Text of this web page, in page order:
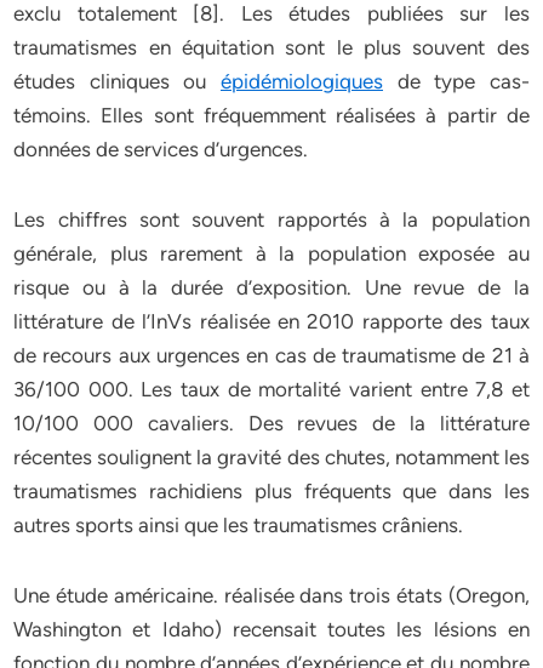
exclu totalement [8]. Les études publiées sur les
traumatismes en équitation sont le plus souvent des
études cliniques ou épidémiologiques de type cas-
témoins. Elles sont fréquemment réalisées à partir de
données de services d’urgences.
Les chiffres sont souvent rapportés à la population
générale, plus rarement à la population exposée au
risque ou à la durée d’exposition. Une revue de la
littérature de l’InVs réalisée en 2010 rapporte des taux
de recours aux urgences en cas de traumatisme de 21 à
36/100 000. Les taux de mortalité varient entre 7,8 et
10/100 000 cavaliers. Des revues de la littérature
récentes soulignent la gravité des chutes, notamment les
traumatismes rachidiens plus fréquents que dans les
autres sports ainsi que les traumatismes crâniens.
Une étude américaine. réalisée dans trois états (Oregon,
Washington et Idaho) recensait toutes les lésions en
fonction du nombre d’années d’expérience et du nombre